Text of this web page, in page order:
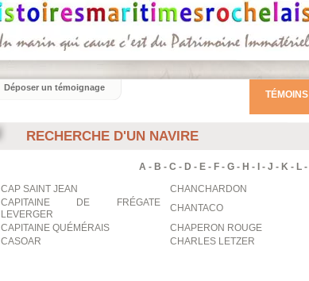
RECHERCHE D'UN NAVIRE
A- B - C - D - E- F- G- H - - J - K- L-
CAP SAINT JEAN CHANCHARDON
CAPITAINE DE FRÉGATE
LEVERGER
CHANTACO
CAPITAINE QUÉMÉRAIS
CHAPERON ROUGE
CASOAR
CHARLES LETZER
TÉMOINS
Déposer un témoignage